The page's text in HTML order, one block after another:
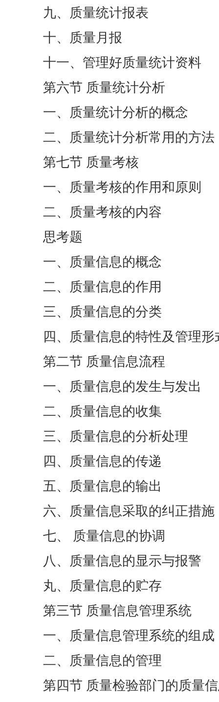
九、质量统计报表
十、质量月报
十一、管理好质量统计资料
第六节 质量统计分析
一、质量统计分析的概念
二、质量统计分析常用的方法
第七节 质量考核
一、质量考核的作用和原则
二、质量考核的内容
思考题
一、质量信息的概念
二、质量信息的作用
三、质量信息的分类
四、质量信息的特性及管理形
第二节 质量信息流程
一、质量信息的发生与发出
二、质量信息的收集
三、质量信息的分析处理
四、质量信息的传递
五、质量信息的输出
六、质量信息采取的纠正措施
七、 质量信息的协调
八、质量信息的显示与报警
丸、质量信息的贮存
第三节 质量信息管理系统
一、质量信息管理系统的组成
二、质量信息的管理
第四节 质量检验部门的质量